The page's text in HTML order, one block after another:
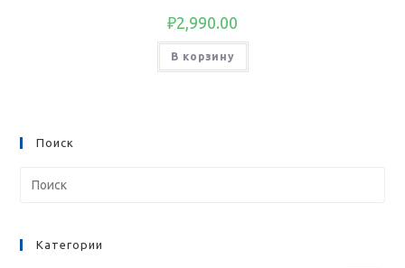
₽2,990.00
В корзину
Поиск
Категории